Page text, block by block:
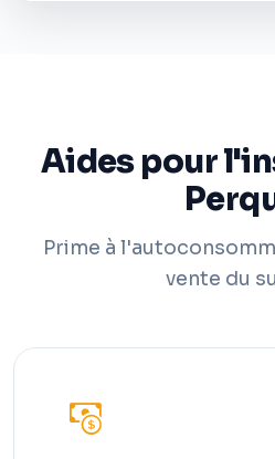
Aides pour
Prime à
vente du